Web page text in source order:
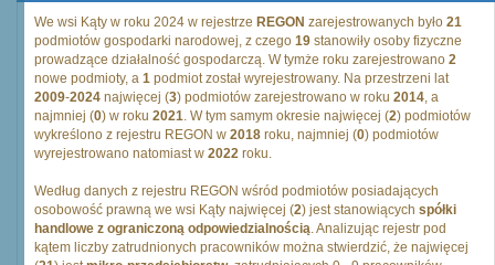
We wsi Kąty w roku 2024 w rejestrze REGON zarejestrowanych było 21
podmiotów gospodarki narodowej, z czego 19 stanowiły osoby fizyczne
prowadzące działalność gospodarczą. W tymże roku zarejestrowano 2
nowe podmioty, a 1 podmiot został wyrejestrowany. Na przestrzeni lat
2009-2024 najwięcej (3) podmiotów zarejestrowano w roku 2014, a
najmniej (0) w roku 2021. W tym samym okresie najwięcej (2) podmiotów
wykreślono z rejestru REGON w 2018 roku, najmniej (0) podmiotów
wyrejestrowano natomiast w 2022 roku.
Według danych z rejestru REGON wśród podmiotów posiadających
osobowość prawną we wsi Kąty najwięcej (2) jest stanowiących spółki
handlowe z ograniczoną odpowiedzialnością. Analizując rejestr pod
kątem liczby zatrudnionych pracowników można stwierdzić, że najwięcej